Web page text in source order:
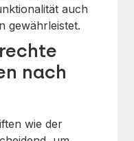
auch
gewährleistet.
nach
wie der